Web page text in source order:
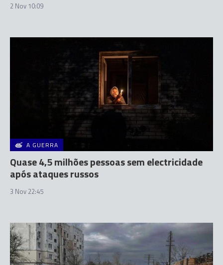
2 Nov 10:09
A GUERRA
Quase 4,5 milhões pessoas sem electricidade
após ataques russos
3 Nov 22:45